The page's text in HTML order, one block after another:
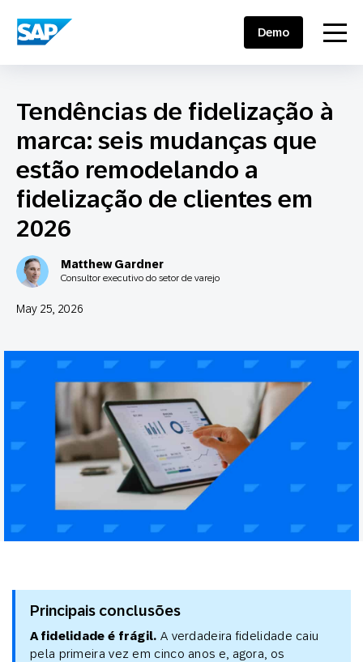
SAP ENGAGEMENT CLOUD menu
Demo
Tendências de fidelização à
marca: seis mudanças que
estão remodelando a
fidelização de clientes em
2026
Matthew Gardner
Consultor executivo do setor de varejo
May 25, 2026
Principais conclusões
A fidelidade é frágil. A verdadeira fidelidade caiu
pela primeira vez em cinco anos e, agora, os